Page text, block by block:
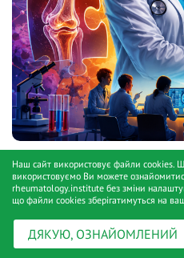
Невизначеність як ресурс:
ревматології // 07.05.2026
Приєднуйтесь до
Наш сайт використовує файли cookies.
використовуємо Ви можете
rheumatology.institute без зміни
що файли cookies зберігатимуться на
ДЯКУЮ, ОЗНАЙОМЛЕНИЙ